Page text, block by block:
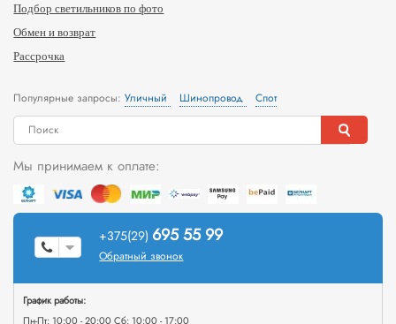
Подбор светильников по фото
Обмен и возврат
Рассрочка
Популярные запросы:Уличный Шинопровод Спот
Мы принимаем к оплате:
+375(29) 695 55 99
Обратный звонок
График работы:
Пн-Пт: 10:00 - 20:00 Сб: 10:00 - 17:00